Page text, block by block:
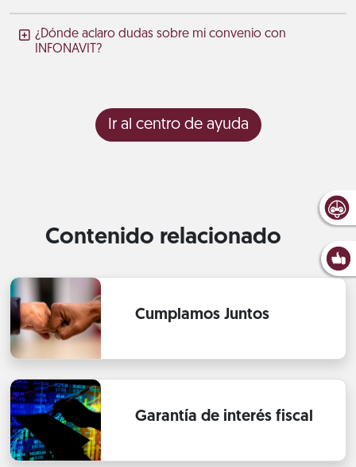
¿Dónde aclaro dudas sobre mi convenio con
INFONAVIT?
Ir al centro de ayuda
Contenido relacionado
Cumplamos Juntos
Garantía de interés fiscal